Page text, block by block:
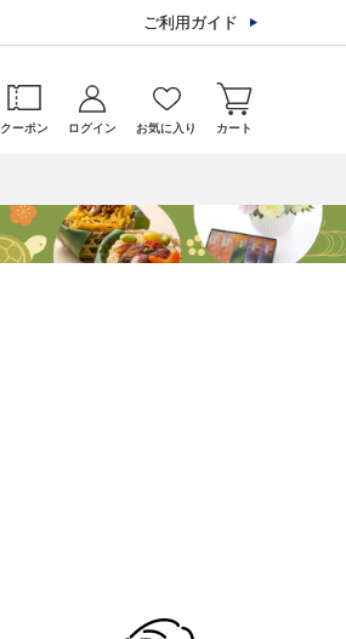
ご利用ガイド
クーポン ログイン お気に入り カート